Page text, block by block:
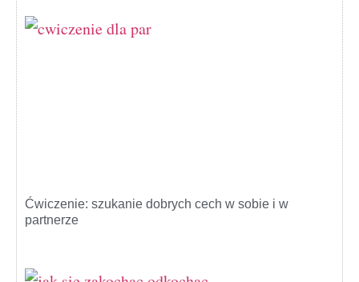
Ćwiczenie: szukanie dobrych cech w sobie i w
partnerze